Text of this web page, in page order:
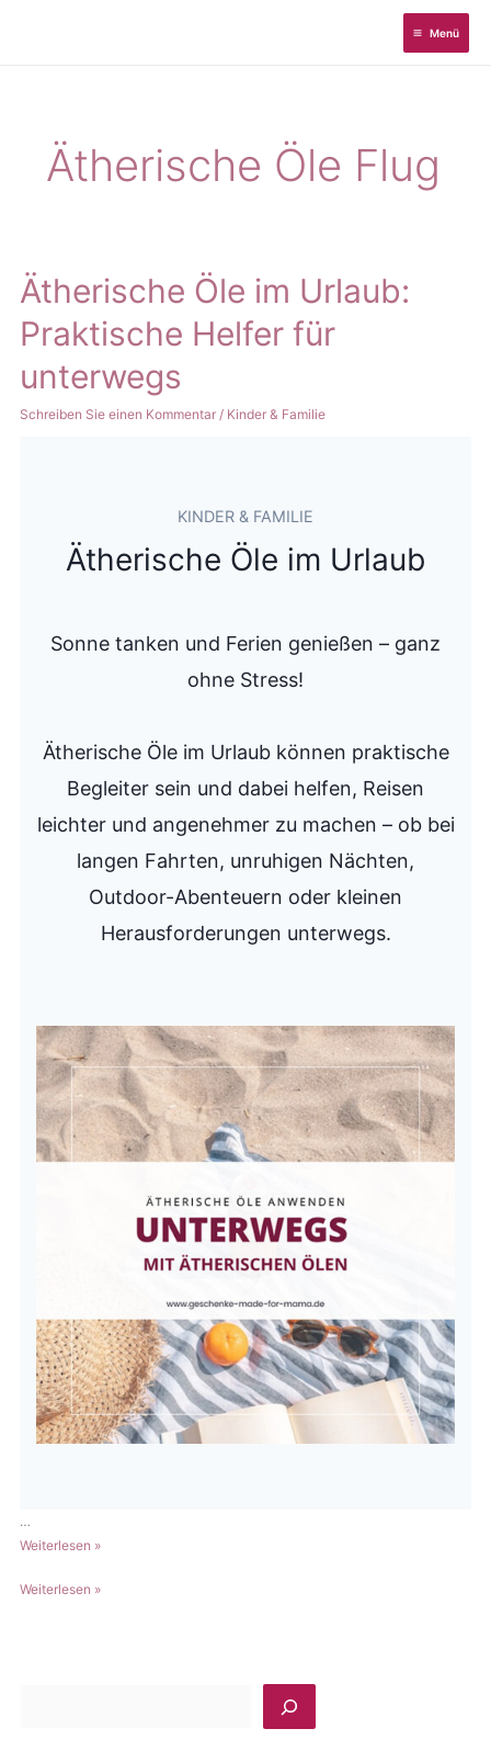
Menü
Ätherische Öle Flug
Ätherische Öle im Urlaub:
Praktische Helfer für
unterwegs
Schreiben Sie einen Kommentar / Kinder & Familie
KINDER & FAMILIE
Ätherische Öle im Urlaub
Sonne tanken und Ferien genießen – ganz
ohne Stress!
Ätherische Öle im Urlaub können praktische
Begleiter sein und dabei helfen, Reisen
leichter und angenehmer zu machen – ob bei
langen Fahrten, unruhigen Nächten,
Outdoor-Abenteuern oder kleinen
Herausforderungen unterwegs.
…
Ätherische
im
Weiterlesen »
Ätherische
Weiterlesen »